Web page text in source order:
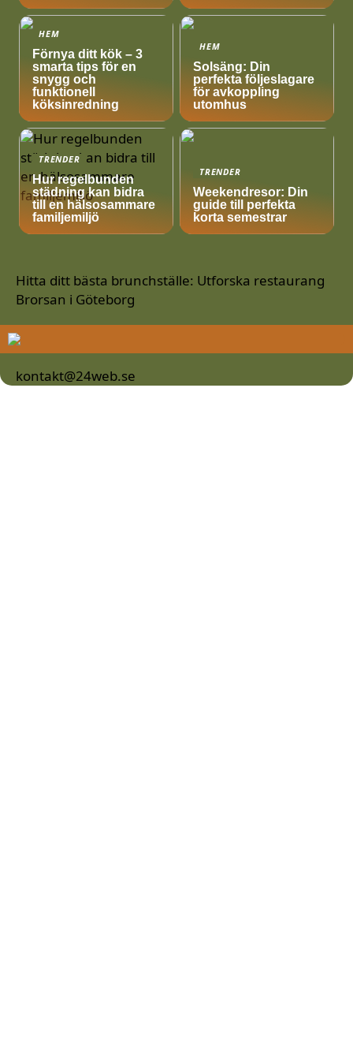
HEM
Förnya ditt kök – 3
smarta tips för en
snygg och
funktionell
köksinredning
HEM
Solsäng: Din
perfekta följeslagare
för avkoppling
utomhus
TRENDER
Hur regelbunden
städning kan bidra
till en hälsosammare
familjemiljö
TRENDER
Weekendresor: Din
guide till perfekta
korta semestrar
Hitta ditt bästa brunchställe: Utforska restaurang
Brorsan i Göteborg
kontakt@24web.se